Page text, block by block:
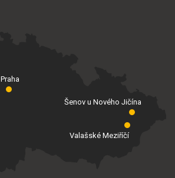
Praha
Valašské Meziříčí
Šenov u Nového Jičína